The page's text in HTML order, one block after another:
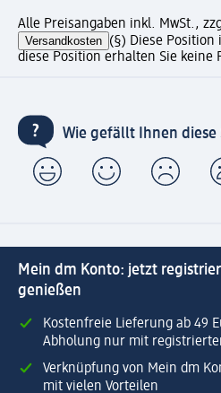
Alle Preisangaben inkl. MwSt.,
Versandkosten (§) Diese
diese Position erhalten Sie keine
Wie gefällt Ihnen diese
Mein dm Konto: jetzt
genießen
Kostenfreie Lieferung ab 49
Abholung nur mit
Verknüpfung von Mein dm
mit vielen Vorteilen